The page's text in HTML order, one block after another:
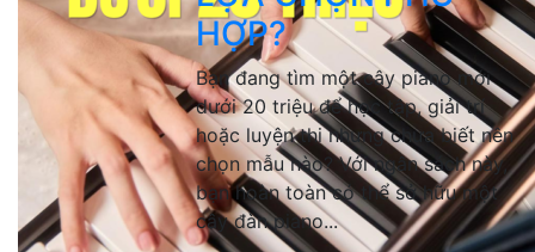
HỢP?
Bạn đang tìm một cây piano mới
dưới 20 triệu để học tập, giải trí
hoặc luyện thi nhưng chưa biết nên
chọn mẫu nào? Với ngân sách này,
bạn hoàn toàn có thể sở hữu một
cây đàn piano...